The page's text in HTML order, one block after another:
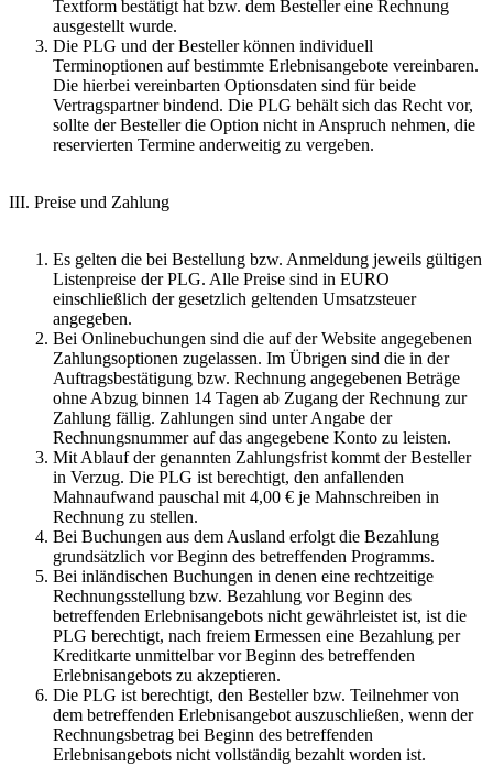
Textform bestätigt hat bzw. dem Besteller eine Rechnung
ausgestellt wurde.
Die PLG und der Besteller können individuell
Terminoptionen auf bestimmte Erlebnisangebote vereinbaren.
Die hierbei vereinbarten Optionsdaten sind für beide
Vertragspartner bindend. Die PLG behält sich das Recht vor,
sollte der Besteller die Option nicht in Anspruch nehmen, die
reservierten Termine anderweitig zu vergeben.
III. Preise und Zahlung
Es gelten die bei Bestellung bzw. Anmeldung jeweils gültigen
Listenpreise der PLG. Alle Preise sind in EURO
einschließlich der gesetzlich geltenden Umsatzsteuer
angegeben.
Bei Onlinebuchungen sind die auf der Website angegebenen
Zahlungsoptionen zugelassen. Im Übrigen sind die in der
Auftragsbestätigung bzw. Rechnung angegebenen Beträge
ohne Abzug binnen 14 Tagen ab Zugang der Rechnung zur
Zahlung fällig. Zahlungen sind unter Angabe der
Rechnungsnummer auf das angegebene Konto zu leisten.
Mit Ablauf der genannten Zahlungsfrist kommt der Besteller
in Verzug. Die PLG ist berechtigt, den anfallenden
Mahnaufwand pauschal mit 4,00 € je Mahnschreiben in
Rechnung zu stellen.
Bei Buchungen aus dem Ausland erfolgt die Bezahlung
grundsätzlich vor Beginn des betreffenden Programms.
Bei inländischen Buchungen in denen eine rechtzeitige
Rechnungsstellung bzw. Bezahlung vor Beginn des
betreffenden Erlebnisangebots nicht gewährleistet ist, ist die
PLG berechtigt, nach freiem Ermessen eine Bezahlung per
Kreditkarte unmittelbar vor Beginn des betreffenden
Erlebnisangebots zu akzeptieren.
Die PLG ist berechtigt, den Besteller bzw. Teilnehmer von
dem betreffenden Erlebnisangebot auszuschließen, wenn der
Rechnungsbetrag bei Beginn des betreffenden
Erlebnisangebots nicht vollständig bezahlt worden ist.